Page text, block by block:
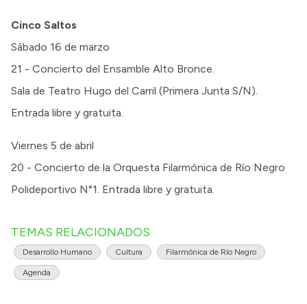
Cinco Saltos
Sábado 16 de marzo
21 - Concierto del Ensamble Alto Bronce.
Sala de Teatro Hugo del Carril (Primera Junta S/N).
Entrada libre y gratuita.
Viernes 5 de abril
20 - Concierto de la Orquesta Filarmónica de Río Negro
Polideportivo N°1. Entrada libre y gratuita.
TEMAS RELACIONADOS
Desarrollo Humano Cultura Filarmónica de Río Negro
Agenda